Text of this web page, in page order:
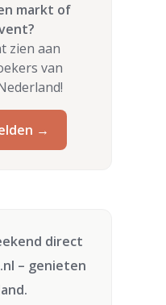
markt of
zien aan
van
→
direct
– genieten